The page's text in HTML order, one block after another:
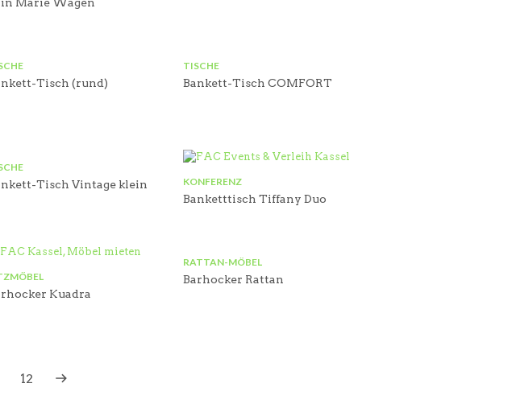
Tisch (rund)
TISCHE
Bankett-Tisch COMFORT
Tisch Vintage klein KONFERENZ
Banketttisch Tiffany Duo
Kuadra
RATTAN-MÖBEL
Barhocker Rattan
12